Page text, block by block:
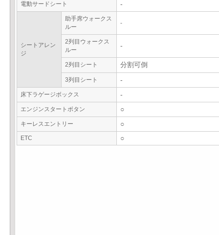
電動サードシート -
シートアレン
ジ
助手席ウォークス
ルー
-
2列目ウォークス
ルー
-
2列目シート 分割可倒
3列目シート -
床下ラゲージボックス -
エンジンスタートボタン ○
キーレスエントリー ○
ETC ○